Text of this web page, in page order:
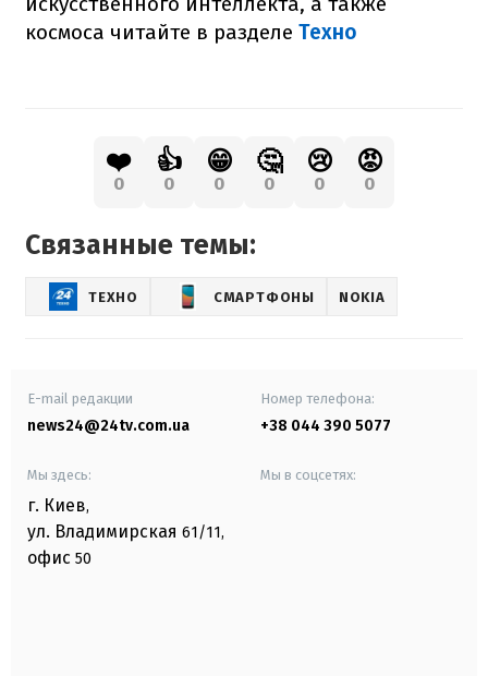
космоса читайте в разделе Техно
❤️
0
👍
0
😁
0
🤔
0
😢
0
😡
0
Связанные темы:
ТЕХНО СМАРТФОНЫ NOKIA
E-mail редакции
news24@24tv.com.ua
Номер телефона:
+38 044 390 5077
Мы здесь:
г. Киев,
ул. Владимирская 61/11,
офис 50
Мы в соцсетях: